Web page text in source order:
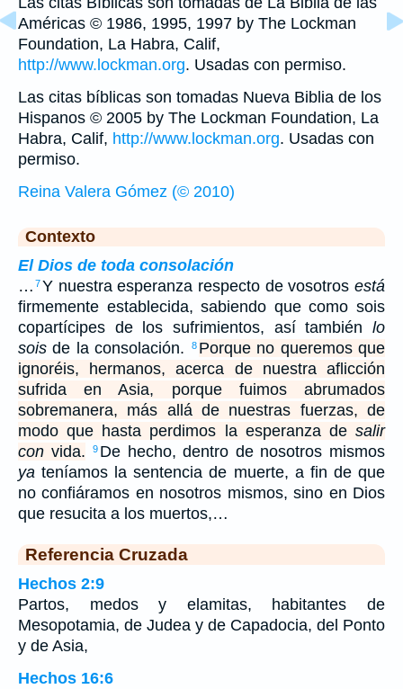
Américas © 1986, 1995, 1997 by The Lockman
Foundation, La Habra, Calif,
http://www.lockman.org. Usadas con permiso.
Las citas bíblicas son tomadas Nueva Biblia de los
Hispanos © 2005 by The Lockman Foundation, La
Habra, Calif, http://www.lockman.org. Usadas con
permiso.
Reina Valera Gómez (© 2010)
Contexto
El Dios de toda consolación
… 7Y nuestra esperanza respecto de vosotros está
firmemente establecida, sabiendo que como sois
copartícipes de los sufrimientos, así también lo
sois de la consolación. 8 Porque no queremos que
ignoréis, hermanos, acerca de nuestra aflicción
sufrida en Asia, porque fuimos abrumados
sobremanera, más allá de nuestras fuerzas, de
modo que hasta perdimos la esperanza de salir
con vida. 9 De hecho, dentro de nosotros mismos
ya teníamos la sentencia de muerte, a fin de que
no confiáramos en nosotros mismos, sino en Dios
que resucita a los muertos,…
Referencia Cruzada
Hechos 2:9
Partos, medos y elamitas, habitantes de
Mesopotamia, de Judea y de Capadocia, del Ponto
y de Asia,
Hechos 16:6